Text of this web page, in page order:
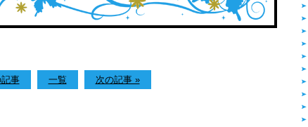
事 一覧 次の記事 »